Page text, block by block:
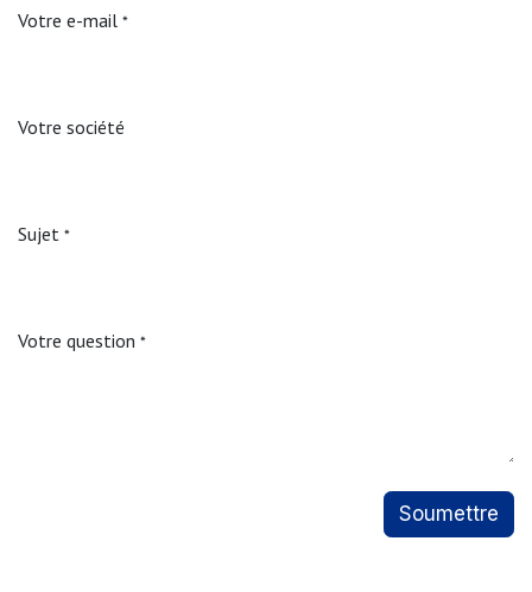
Votre e-mail *
Votre société
Sujet *
Votre question *
Soumettre